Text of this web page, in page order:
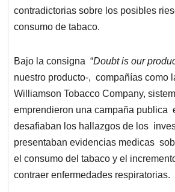
contradictorias sobre los posibles
consumo de tabaco.
Bajo la consigna “Doubt is our
nuestro producto-, compañías como
Williamson Tobacco Company,
emprendieron una campaña publica
desafiaban los hallazgos de los
presentaban evidencias medicas
el consumo del tabaco y el
contraer enfermedades respiratorias.